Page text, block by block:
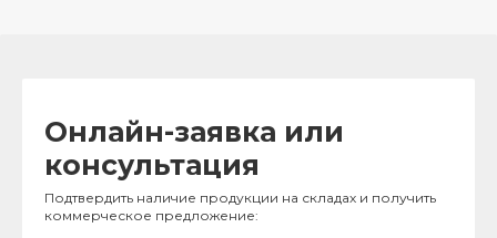
Онлайн-заявка или
консультация
Подтвердить наличие продукции на складах и получить
коммерческое предложение: